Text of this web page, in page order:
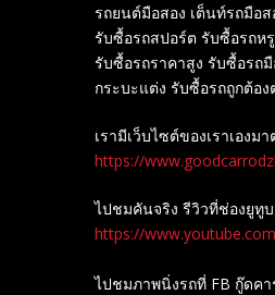
รถยนต์มือสอง เต็นท์รถมือ
รับซื้อรถสปอร์ต รับซื้อรถห
รับซื้อรถราคาสูง รับซื้อรถ
กระบะแต่ง รับซื้อรถถูกต้อ
เรามีเว็บไซต์ของเราเองม
https://
ไปชมคันจริง รีวิวที่ช่องยู​ทู
https://
ไปชมภาพนิ่งรถที่ FB กู๊ดคา